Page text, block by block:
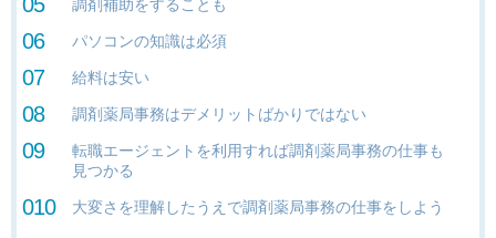
調剤補助をすることも
パソコンの知識は必須
給料は安い
調剤薬局事務はデメリットばかりではない
転職エージェントを利用すれば調剤薬局事務の仕事も
見つかる
大変さを理解したうえで調剤薬局事務の仕事をしよう